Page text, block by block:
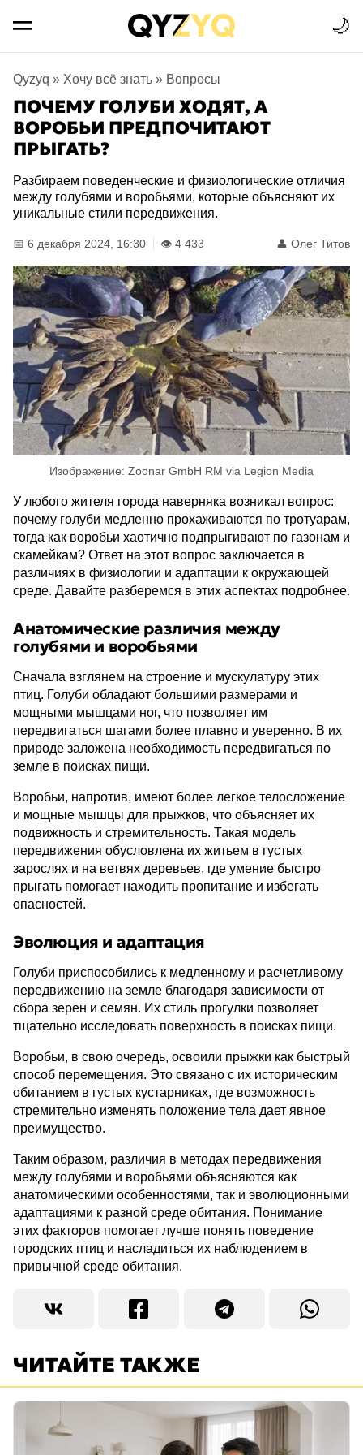
🌙
Qyzyq » Хочу всё знать » Вопросы
ПОЧЕМУ ГОЛУБИ ХОДЯТ, А
ВОРОБЬИ ПРЕДПОЧИТАЮТ
ПРЫГАТЬ?
Разбираем поведенческие и физиологические отличия
между голубями и воробьями, которые объясняют их
уникальные стили передвижения.
📅 6 декабря 2024, 16:30 👁️ 4 433 👤 Олег Титов
Изображение: Zoonar GmbH RM via Legion Media
У любого жителя города наверняка возникал вопрос:
почему голуби медленно прохаживаются по тротуарам,
тогда как воробьи хаотично подпрыгивают по газонам и
скамейкам? Ответ на этот вопрос заключается в
различиях в физиологии и адаптации к окружающей
среде. Давайте разберемся в этих аспектах подробнее.
Анатомические различия между
голубями и воробьями
Сначала взглянем на строение и мускулатуру этих
птиц. Голуби обладают большими размерами и
мощными мышцами ног, что позволяет им
передвигаться шагами более плавно и уверенно. В их
природе заложена необходимость передвигаться по
земле в поисках пищи.
Воробьи, напротив, имеют более легкое телосложение
и мощные мышцы для прыжков, что объясняет их
подвижность и стремительность. Такая модель
передвижения обусловлена их житьем в густых
зарослях и на ветвях деревьев, где умение быстро
прыгать помогает находить пропитание и избегать
опасностей.
Эволюция и адаптация
Голуби приспособились к медленному и расчетливому
передвижению на земле благодаря зависимости от
сбора зерен и семян. Их стиль прогулки позволяет
тщательно исследовать поверхность в поисках пищи.
Воробьи, в свою очередь, освоили прыжки как быстрый
способ перемещения. Это связано с их историческим
обитанием в густых кустарниках, где возможность
стремительно изменять положение тела дает явное
преимущество.
Таким образом, различия в методах передвижения
между голубями и воробьями объясняются как
анатомическими особенностями, так и эволюционными
адаптациями к разной среде обитания. Понимание
этих факторов помогает лучше понять поведение
городских птиц и насладиться их наблюдением в
привычной среде обитания.
ЧИТАЙТЕ ТАКЖЕ